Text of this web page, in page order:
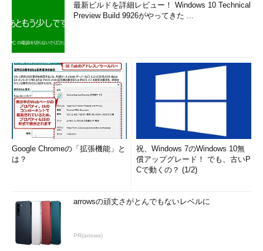
最新ビルドを詳細レビュー！ Windows 10 Technical
Preview Build 9926がやってきた ...
Google Chromeの「拡張機能」と
は？
祝、Windows 7のWindows 10無
償アップグレード！ でも、古いP
Cで動くの？ (1/2)
arrowsの頑丈さがとんでもないレベルに
PR(arrows)